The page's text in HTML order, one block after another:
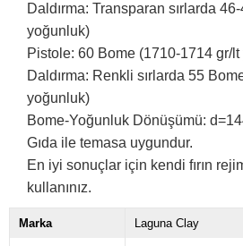
Daldırma: Transparan sırlarda
yoğunluk)
Pistole: 60 Bome (1710-1714 gr/
Daldırma: Renkli sırlarda 55
yoğunluk)
Bome-Yoğunluk Dönüşümü:
Gıda ile temasa uygundur.
En iyi sonuçlar için kendi fırın
kullanınız.
Marka Laguna Clay